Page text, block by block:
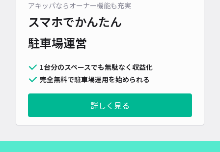
アキッパならオーナー機能も充実
スマホでかんたん
駐車場運営
1台分のスペースでも無駄なく収益化
完全無料で駐車場運用を始められる
詳しく見る